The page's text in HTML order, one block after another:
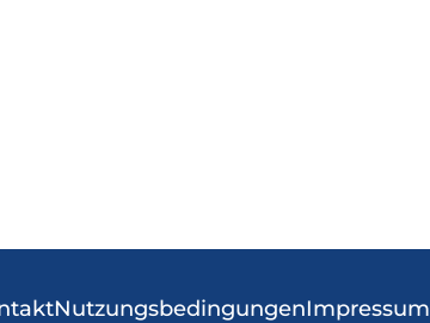
NutzungsbedingungenImpressum